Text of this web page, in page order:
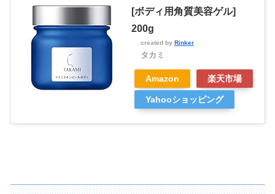
[ボディ用角質美容ゲル]
200g
created by Rinker
タカミ
Amazon 楽天市場
Yahooショッピング